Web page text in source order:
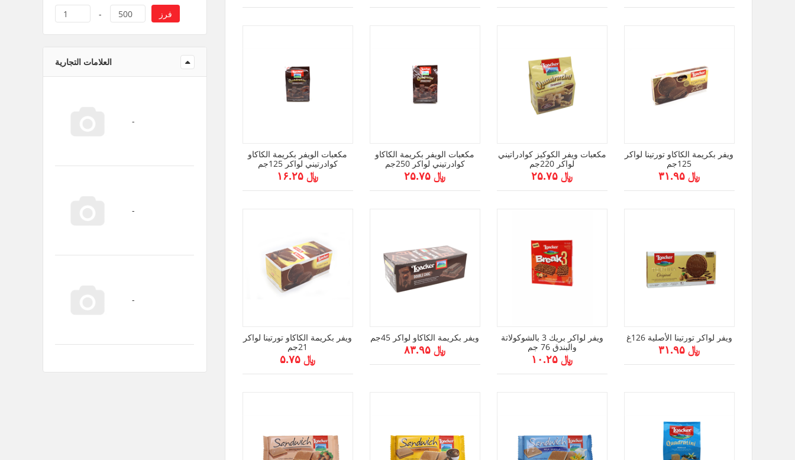
1 - 500 فرز
العلامات التجارية
مكعبات الويفر بكريمة الكاكاو
كوادرتيني لواكر 125جم
﷼ ۱۶.۲۵
مكعبات الويفر بكريمة الكاكاو
كوادرتيني لواكر 250جم
﷼ ۲۵.۷۵
مكعبات ويفر الكوكيز كوادراتيني
لواكر 220جم
﷼ ۲۵.۷۵
ويفر بكريمة الكاكاو تورتينا لواكر
125جم
﷼ ۳۱.۹۵
ويفر بكريمة الكاكاو تورتينا لواكر
21جم
﷼ ۵.۷۵
ويفر بكريمة الكاكاو لواكر 45جم
﷼ ۸۳.۹۵
ويفر لواكر بريك 3 بالشوكولاتة
والبندق 76 جم
﷼ ۱۰.۲۵
ويفر لواكر تورتينا الأصلية 126غ
﷼ ۳۱.۹۵